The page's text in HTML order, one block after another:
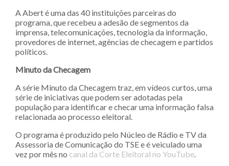
A Abert é uma das 40 instituições parceiras do
programa, que recebeu a adesão de segmentos da
imprensa, telecomunicações, tecnologia da informação,
provedores de internet, agências de checagem e partidos
políticos.
Minuto da Checagem
A série Minuto da Checagem traz, em vídeos curtos, uma
série de iniciativas que podem ser adotadas pela
população para identificar e checar uma informação falsa
relacionada ao processo eleitoral.
O programa é produzido pelo Núcleo de Rádio e TV da
Assessoria de Comunicação do TSE e é veiculado uma
vez por mês no canal da Corte Eleitoral no YouTube.